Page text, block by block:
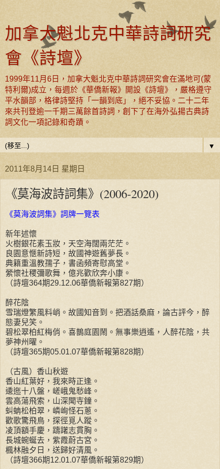
加拿大魁北克中華詩詞研究
會《詩壇》
1999年11月6日，加拿大魁北克中華詩詞研究會在滿地可(蒙
特利爾)成立，每週於《華僑新報》開設《詩壇》，嚴格遵守
平水韻部，格律詩堅持「一韻到底」，絕不妥協。二十二年
來共刊登逾一千期三萬餘首詩詞，創下了在海外弘揚古典詩
詞文化一項記錄和奇蹟。
▼
2011年8月14日 星期日
《莫海波詩詞集》(2006-2020)
《莫海波詞集》詞牌一覽表
新年述懷
火樹銀花素玉妝，天空海闊兩茫茫。
良園意愜新詩短，故國神遊舊夢長。
典籍重溫教孺子，書函頻寄慰高堂。
縈懷社稷彌歌舞，億兆歡欣奔小康。
（詩壇364期29.12.06華僑新報第827期）
醉花陰
雪瑞燈繁風料峭。故國知音到。把酒話桑麻，論古評今，醉
態妻兒笑。
碧松翠柏紅梅俏。喜鵲庭園鬧。無事樂逍遙，人醉花陰，共
夢神州曜。
（詩壇365期05.01.07華僑新報第828期）
（古風）香山秋遊
香山紅葉好，我來時正逢。
逶迤十八盤，嵯峨鬼愁峰。
雲高蕩飛索，山深聞寺鐘。
虯蚺松柏翠，嶙峋怪石蔥。
歡歌驚飛鳥，探徑覓人蹤。
凌頂額手慶，躊躇志貫胸。
長城蜿蜒去，紫霞蔚古宮。
楓林融夕日，送歸好清風。
（詩壇366期12.01.07華僑新報第829期）